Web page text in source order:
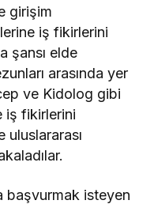
girişim
iş fikirlerini
şansı elde
arasında yer
ve Kidolog gibi
iş fikirlerini
uluslararası
başvurmak isteyen